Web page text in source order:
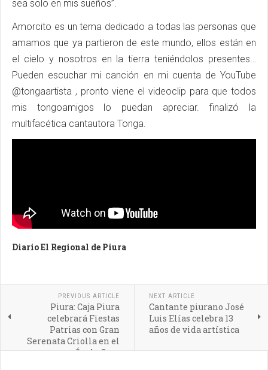
sea solo en mis sueños”.
Amorcito es un tema dedicado a todas las personas que
amamos que ya partieron de este mundo, ellos están en
el cielo y nosotros en la tierra teniéndolos presentes…
Pueden escuchar mi canción en mi cuenta de YouTube
@tongaartista , pronto viene el videoclip para que todos
mis tongoamigos lo puedan apreciar. finalizó la
multifacética cantautora Tonga.
Diario El Regional de Piura
PREVIOUS ARTICLE
Piura: Caja Piura
celebrará Fiestas
Patrias con Gran
Serenata Criolla en el
Óvalo Grau
NEXT ARTICLE
Cantante piurano José
Luis Elías celebra 13
años de vida artística